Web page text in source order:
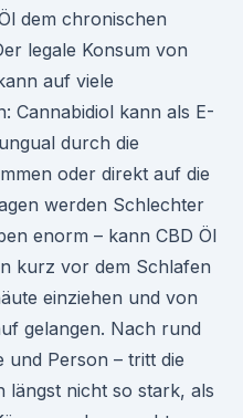
dem chronischen
legale Konsum von
auf viele
Cannabidiol kann als E-
durch die
oder direkt auf die
werden Schlechter
enorm – kann CBD Öl
kurz vor dem Schlafen
einziehen und von
gelangen. Nach rund
und Person – tritt die
längst nicht so stark, als